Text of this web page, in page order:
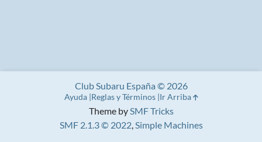
Theme bySMF Tricks
SMF 2.1.3 © 2022,Simple Machines
Club Subaru España © 2026
Ayuda Reglas y Términos Ir Arriba